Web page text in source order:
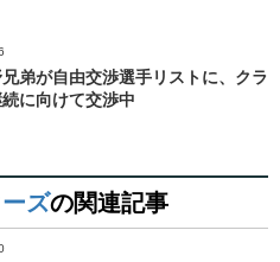
弟が自由交渉選手リストに、クラ
に向けて交渉中
ズの関連記事